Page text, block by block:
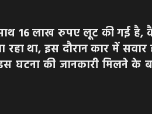
16 लाख रुपए लूट की गई
था, इस दौरान कार में
घटना की जानकारी मिलने के